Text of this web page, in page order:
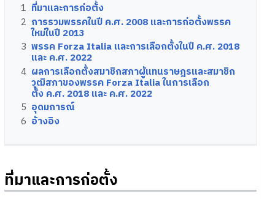
1 ที่มาและการก่อตั้ง
2 การรวมพรรคในปี ค.ศ. 2008 และการก่อตั้งพรรค
ใหม่ในปี 2013
3 พรรค Forza Italia และการเลือกตั้งในปี ค.ศ. 2018
และ ค.ศ. 2022
4 ผลการเลือกตั้งสมาชิกสภาผู้แทนราษฎรและสมาชิก
วุฒิสภาของพรรค Forza Italia ในการเลือก
ตั้ง ค.ศ. 2018 และ ค.ศ. 2022
5 อุดมการณ์
6 อ้างอิง
ที่มาและการก่อตั้ง